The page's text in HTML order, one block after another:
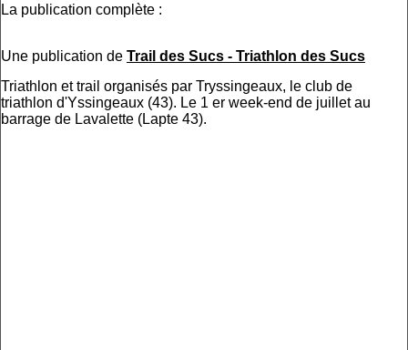
La publication complète :
Une publication de Trail des Sucs - Triathlon des Sucs
Triathlon et trail organisés par Tryssingeaux, le club de
triathlon d'Yssingeaux (43). Le 1 er week-end de juillet au
barrage de Lavalette (Lapte 43).